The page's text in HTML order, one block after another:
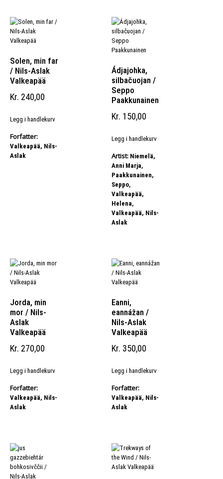
Solen, min far
/ Nils-Aslak
Valkeapää
Kr 240,00
Legg i handlekurv
Forfatter:
Valkeapää, Nils-
Aslak
Ádjajohka,
silbačuojan /
Seppo
Paakkunainen
Kr 150,00
Legg i handlekurv
Artist: Niemelä,
Anni Marja,
Paakkunainen,
Seppo,
Valkeapää,
Helena,
Valkeapää, Nils-
Aslak
Jorda, min
mor / Nils-
Aslak
Valkeapää
Kr 270,00
Legg i handlekurv
Forfatter:
Valkeapää, Nils-
Aslak
Eanni,
eannážan /
Nils-Aslak
Valkeapää
Kr 350,00
Legg i handlekurv
Forfatter:
Valkeapää, Nils-
Aslak